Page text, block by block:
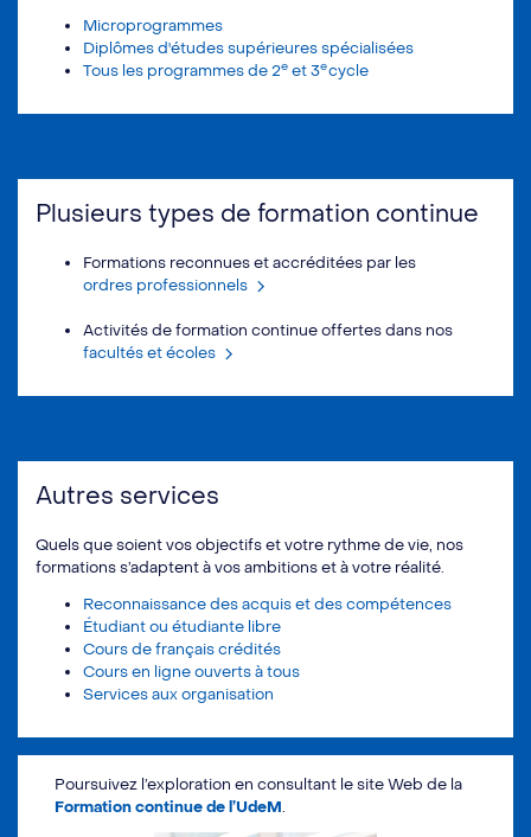
Microprogrammes
Diplômes d'études supérieures spécialisées
Tous les programmes de 2e et 3ecycle
Plusieurs types de formation continue
Formations reconnues et accréditées par les
ordres professionnels
Activités de formation continue offertes dans nos
facultés et écoles
Autres services
Quels que soient vos objectifs et votre rythme de vie, nos
formations s’adaptent à vos ambitions et à votre réalité.
Reconnaissance des acquis et des compétences
Étudiant ou étudiante libre
Cours de français crédités
Cours en ligne ouverts à tous
Services aux organisation
Poursuivez l’exploration en consultant le site Web de la
Formation continue de l’UdeM.